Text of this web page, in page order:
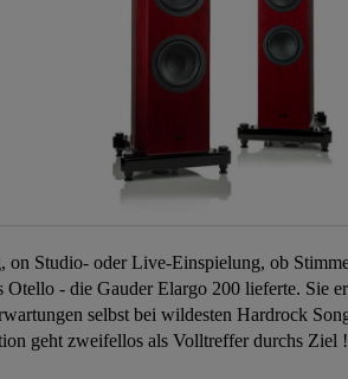
on Studio- oder Live-Einspielung, ob
Otello - die Gauder Elargo 200 lieferte. Sie
selbst bei wildesten Hardrock
geht zweifellos als Volltreffer durchs Ziel !